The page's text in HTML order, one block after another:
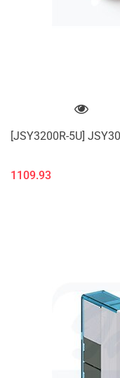
[JSY3200R-5U]
1109.93